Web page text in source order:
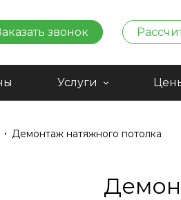
звонок
Услуги
Демонтаж натяжного потолка